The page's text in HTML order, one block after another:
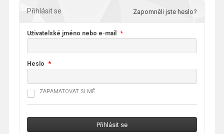
Přihlásit se Zapomněli jste heslo?
Uživatelské jméno nebo e-mail *
Heslo *
ZAPAMATOVAT SI MĚ